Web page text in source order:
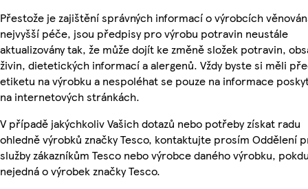
Přestože je zajištění správných informací o výrobcích
nejvyšší péče, jsou předpisy pro výrobu potravin neustále
aktualizovány tak, že může dojít ke změně složek potravin,
živin, dietetických informací a alergenů. Vždy byste si měli
etiketu na výrobku a nespoléhat se pouze na informace
na internetových stránkách.
V případě jakýchkoliv Vašich dotazů nebo potřeby získat radu
ohledně výrobků značky Tesco, kontaktujte prosím Oddělení
služby zákazníkům Tesco nebo výrobce daného výrobku,
nejedná o výrobek značky Tesco.